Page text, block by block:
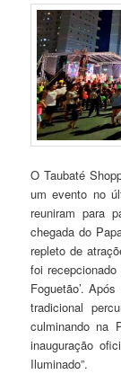
O Taubaté
um evento no
reuniram para
chegada do
repleto de
foi
Foguetão’.
tradicional
culminando na
inauguração
Iluminado”.